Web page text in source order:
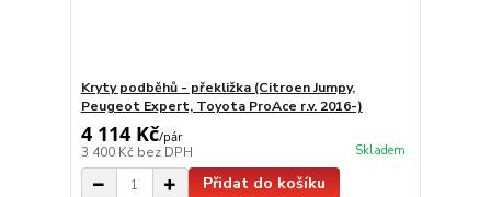
Kryty podběhů - překližka (Citroen Jumpy,
Peugeot Expert, Toyota ProAce r.v. 2016-)
4 114 Kč/pár
3 400 Kč bez DPH Skladem
Přidat do košíku